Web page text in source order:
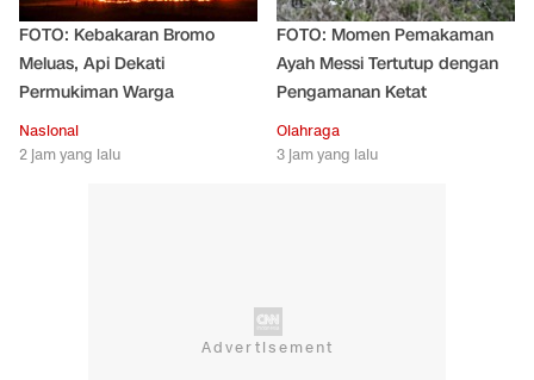
FOTO: Kebakaran Bromo
Meluas, Api Dekati
Permukiman Warga
Nasional
2 jam yang lalu
FOTO: Momen Pemakaman
Ayah Messi Tertutup dengan
Pengamanan Ketat
Olahraga
3 jam yang lalu